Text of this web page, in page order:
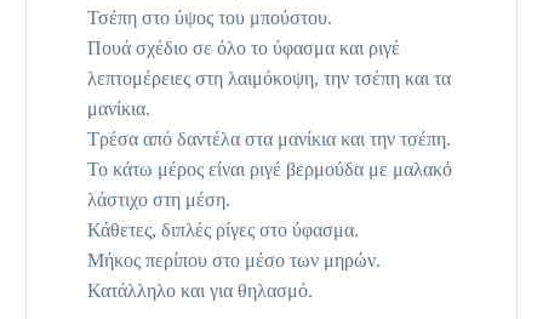
Τσέπη στο ύψος του μπούστου.
Πουά σχέδιο σε όλο το ύφασμα και ριγέ
λεπτομέρειες στη λαιμόκοψη, την τσέπη και τα
μανίκια.
Τρέσα από δαντέλα στα μανίκια και την τσέπη.
Το κάτω μέρος είναι ριγέ βερμούδα με μαλακό
λάστιχο στη μέση.
Κάθετες, διπλές ρίγες στο ύφασμα.
Μήκος περίπου στο μέσο των μηρών.
Κατάλληλο και για θηλασμό.